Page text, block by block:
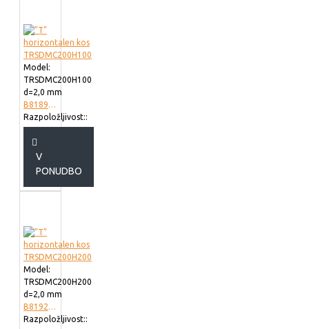
Model:
TRSDMC200H100
d=2,0 mm
B818920
Razpoložljivost::
V
PONUDBO
Model:
TRSDMC200H200
d=2,0 mm
B819220
Razpoložljivost::